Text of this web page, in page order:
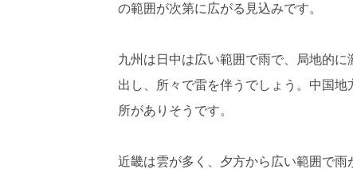
の範囲が次第に広がる見込みです。
九州は日中は広い範囲で雨で、局地的
出し、所々で雷を伴うでしょう。中国
所がありそうです。
近畿は雲が多く、夕方から広い範囲で